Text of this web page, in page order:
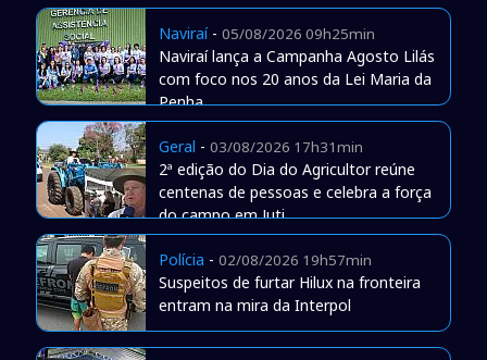
Naviraí- 05/08/2026 09h25min
Naviraí lança a Campanha Agosto Lilás
com foco nos 20 anos da Lei Maria da
Penha
Geral - 03/08/2026 17h31min
2ª edição do Dia do Agricultor reúne
centenas de pessoas e celebra a força
do campo em Juti
Polícia - 02/08/2026 19h57min
Suspeitos de furtar Hilux na fronteira
entram na mira da Interpol